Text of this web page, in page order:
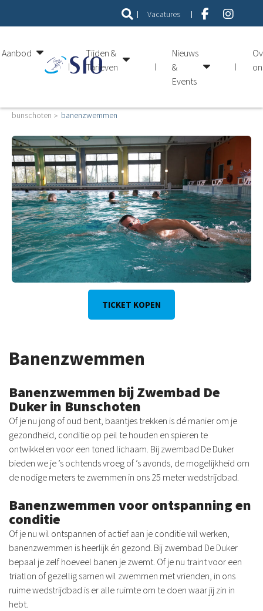
Vacatures
Aanbod
Tijden &
Tarieven
Nieuws
&
Events
TICKET KOPEN
bunschoten banenzwemmen
Banenzwemmen
Banenzwemmen bij Zwembad De
Duker in Bunschoten
Of je nu jong of oud bent, baantjes trekken is dé manier om je
gezondheid, conditie op peil te houden en spieren te
ontwikkelen voor een toned lichaam. Bij zwembad De Duker
bieden we je ’s ochtends vroeg of ’s avonds, de mogelijkheid om
de nodige meters te zwemmen in ons 25 meter wedstrijdbad.
Banenzwemmen voor ontspanning en
conditie
Of je nu wil ontspannen of actief aan je conditie wil werken,
banenzwemmen is heerlijk én gezond. Bij zwembad De Duker
bepaal je zelf hoeveel banen je zwemt. Of je nu traint voor een
triatlon of gezellig samen wil zwemmen met vrienden, in ons
ruime wedstrijdbad is er alle ruimte om te doen waar jij zin in
hebt.